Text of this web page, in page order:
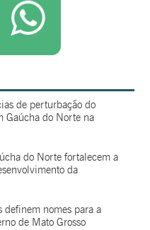
de perturbação do
Gaúcha do Norte na
do Norte fortalecem a
da
definem nomes para a
de Mato Grosso